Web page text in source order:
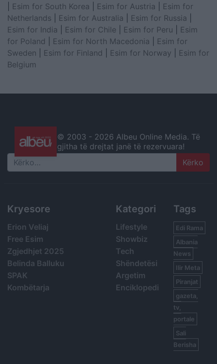
Esim for South Korea Esim for Austria
Esim for
Netherlands
Esim for Australia Esim for Russia
Esim for India
Esim for Chile Esim for Peru
Esim
for Poland
Esim for North Macedonia
Esim for
Sweden
Esim for Finland Esim for Norway
Esim for
Belgium
© 2003 - 2026 Albeu Online Media. Të
gjitha të drejtat janë të rezervuara!
Search
Kryesore
Erion Veliaj
Free Esim
Zgjedhjet 2025
Belinda Balluku
SPAK
Kombëtarja
Kategori
Lifestyle
Showbiz
Tech
Shëndetësi
Argetim
Enciklopedi
Tags
Edi Rama
Albania
News
Ilir Meta
Piranjat
gazeta,
tv,
portale
Sali
Berisha